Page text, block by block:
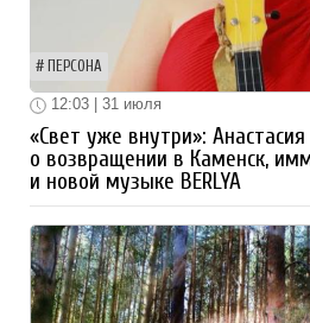
ПЕРСОНА
12:03 | 31 июля
«Свет уже внутри»:
о возвращении в Каменск,
и новой музыке BERLYA